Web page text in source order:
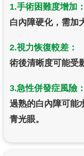
1.手術困難度增加：
白內障硬化，需加
2.視力恢復較差：
術後清晰度可能受
3.急性併發症風險：
過熟的白內障可能
青光眼。